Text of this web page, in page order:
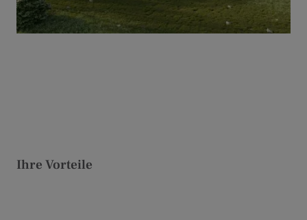
Ihre Vorteile